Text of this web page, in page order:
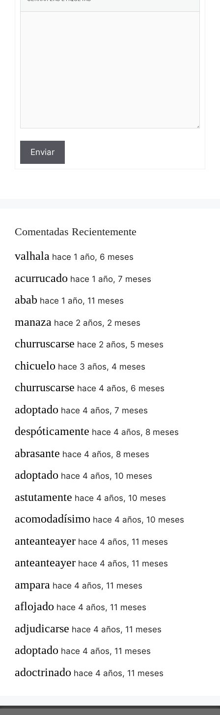
Enviar
Comentadas Recientemente
valhala hace 1 año, 6 meses
acurrucado hace 1 año, 7 meses
abab hace 1 año, 11 meses
manaza hace 2 años, 2 meses
churruscarse hace 2 años, 5 meses
chicuelo hace 3 años, 4 meses
churruscarse hace 4 años, 6 meses
adoptado hace 4 años, 7 meses
despóticamente hace 4 años, 8 meses
abrasante hace 4 años, 8 meses
adoptado hace 4 años, 10 meses
astutamente hace 4 años, 10 meses
acomodadísimo hace 4 años, 10 meses
anteanteayer hace 4 años, 11 meses
anteanteayer hace 4 años, 11 meses
ampara hace 4 años, 11 meses
aflojado hace 4 años, 11 meses
adjudicarse hace 4 años, 11 meses
adoptado hace 4 años, 11 meses
adoctrinado hace 4 años, 11 meses